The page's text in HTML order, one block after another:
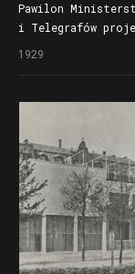
Pawilon
i Telegrafów
Juliusza Putermana
Krajowej (Pewuce)
1929